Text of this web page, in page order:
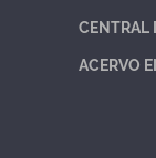
CENTRAL
ACERVO